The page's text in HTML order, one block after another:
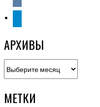
АРХИВЫ
МЕТКИ